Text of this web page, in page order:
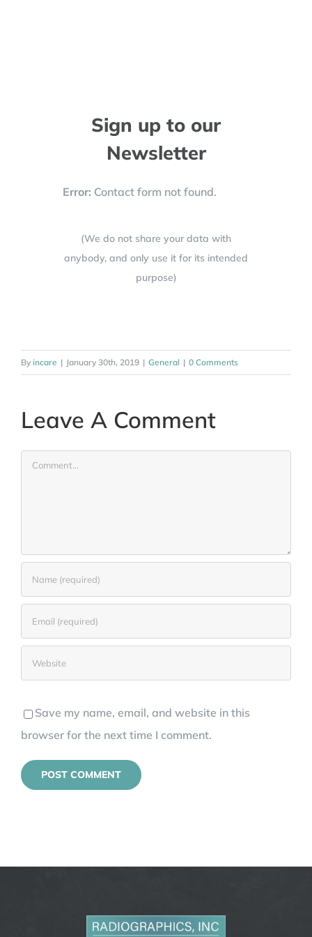
Sign up to our
Newsletter
Error: Contact form not found.
(We do not share your data with
anybody, and only use it for its intended
purpose)
By incare | January 30th, 2019 | General | 0 Comments
Leave A Comment
Comment
Save my name, email, and website in this
browser for the next time I comment.